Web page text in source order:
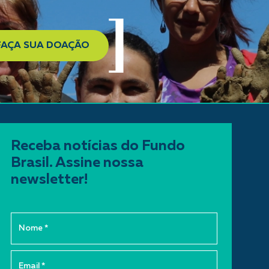
SUA DOAÇÃO
Receba notícias do Fundo
Brasil. Assine nossa
newsletter!